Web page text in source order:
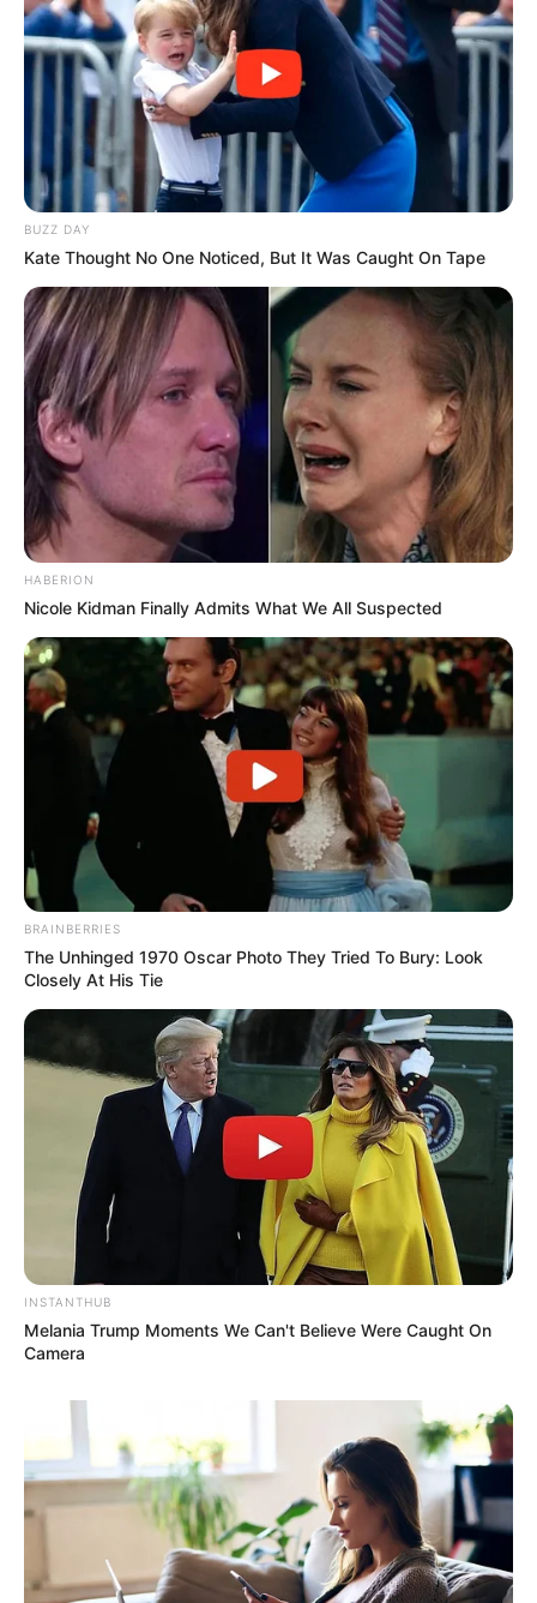
BUZZ DAY
Kate Thought No One Noticed, But It Was Caught On Tape
HABERION
Nicole Kidman Finally Admits What We All Suspected
BRAINBERRIES
The Unhinged 1970 Oscar Photo They Tried To Bury: Look
Closely At His Tie
INSTANTHUB
Melania Trump Moments We Can't Believe Were Caught On
Camera